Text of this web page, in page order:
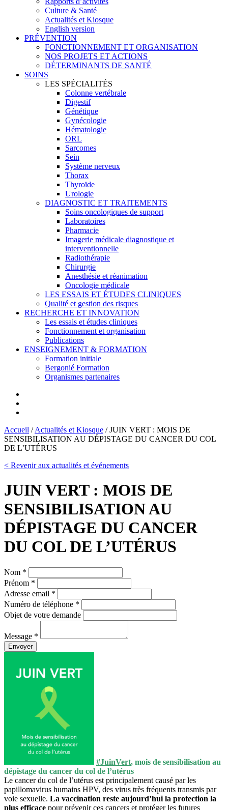
Culture & Santé
Actualités et Kiosque
English version
PRÉVENTION
FONCTIONNEMENT ET ORGANISATION
NOS PROJETS ET ACTIONS
DÉTERMINANTS DE SANTÉ
SOINS
LES SPÉCIALITÉS
Colonne vertébrale
Digestif
Génétique
Gynécologie
Hématologie
ORL
Sarcomes
Sein
Système nerveux
Thorax
Thyroïde
Urologie
DIAGNOSTIC ET TRAITEMENTS
Soins oncologiques de support
Laboratoires
Pharmacie
Imagerie médicale diagnostique et
interventionnelle
Radiothérapie
Chirurgie
Anesthésie et réanimation
Oncologie médicale
LES ESSAIS ET ÉTUDES CLINIQUES
Qualité et gestion des risques
RECHERCHE ET INNOVATION
Les essais et études cliniques
Fonctionnement et organisation
Publications
ENSEIGNEMENT & FORMATION
Formation initiale
Bergonié Formation
Organismes partenaires
Accueil /Actualités et Kiosque /JUIN VERT : MOIS DE
SENSIBILISATION AU DÉPISTAGE DU CANCER DU COL
DE L’UTÉRUS
< Revenir aux actualités et événements
JUIN VERT : MOIS DE
SENSIBILISATION AU
DÉPISTAGE DU CANCER
DU COL DE L’UTÉRUS
Nom *
Prénom *
Adresse email *
Numéro de téléphone *
Objet de votre demande
Message *
Envoyer
#JuinVert, mois de sensibilisation au
dépistage du cancer du col de l’utérus
Le cancer du col de l’utérus est principalement causé par les
papillomavirus humains HPV, des virus très fréquents transmis par
voie sexuelle. La vaccination reste aujourd’hui la protection la
plus efficace pour prévenir ces cancers et protéger les futures